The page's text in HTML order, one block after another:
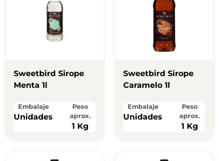
Sweetbird Sirope
Menta 1l
Embalaje
Unidades
Peso
aprox.
1 Kg
Sweetbird Sirope
Caramelo 1l
Embalaje
Unidades
Peso
aprox.
1 Kg